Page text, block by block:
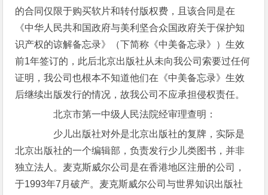
的合同仅限于购买软片和转付版权费，且该合同是在
《中华人民共和国政府与美利坚合众国政府关于保护知
识产权的谅解备忘录》（下简称《中美备忘录》）生效
前1年签订的，此后北京出版社从未向我公司索要过任何
证明，我公司也根本不知道他们在《中美备忘录》生效
后继续出版发行的情况，故我公司不应承担侵权责任。
北京市第一中级人民法院经审理查明：
少儿出版社对外是北京出版社的复牌，实际是
北京出版社的一个编辑部，负责发行少儿类图书，并非
独立法人。麦克斯威尔公司是在香港地区注册的公司，
于1993年7月破产。麦克斯威尔公司与世界知识出版社